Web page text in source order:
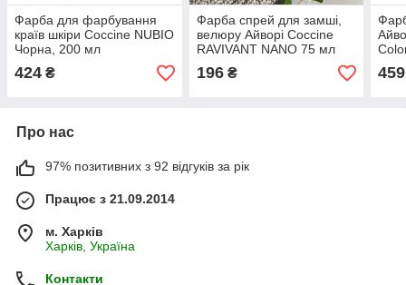
Фарба для фарбування
країв шкіри Coccine NUBIO
Чорна, 200 мл
424 ₴
Фарба спрей для замші,
велюру Айворі Coccine
RAVIVANT NANO 75 мл
196₴ 459
Про нас
97% позитивних з 92 відгуків за рік
Працює з 21.09.2014
м. Харків
Харків, Україна
Контакти